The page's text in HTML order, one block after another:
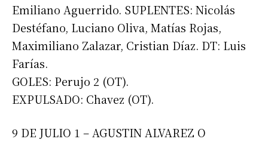
Emiliano Aguerrido. SUPLENTES: Nicolás
Destéfano, Luciano Oliva, Matías Rojas,
Maximiliano Zalazar, Cristian Díaz. DT: Luis
Farías.
GOLES: Perujo 2 (OT).
EXPULSADO: Chavez (OT).
9 DE JULIO 1 – AGUSTIN ALVAREZ O